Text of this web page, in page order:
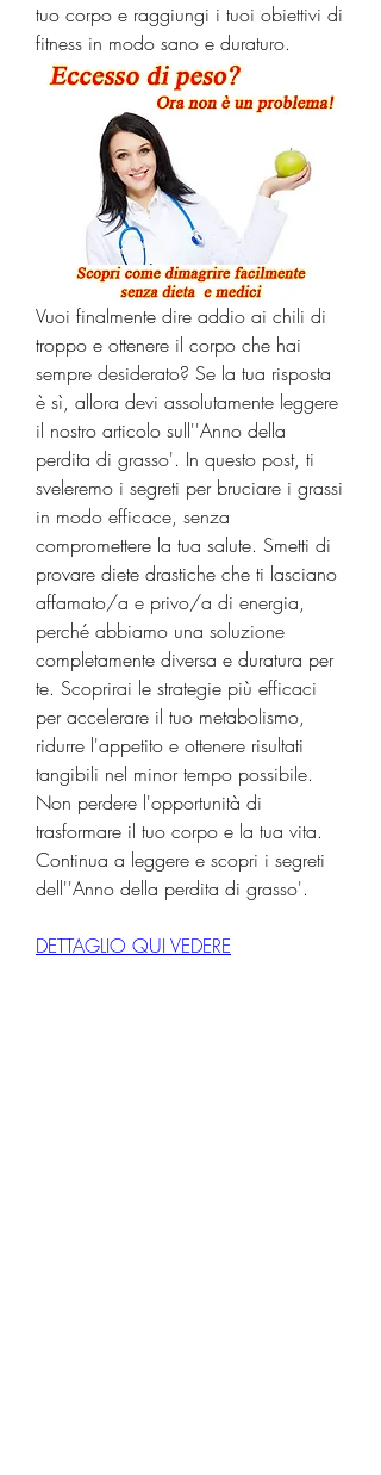
tuo corpo e raggiungi i tuoi obiettivi di
fitness in modo sano e duraturo.
Vuoi finalmente dire addio ai chili di
troppo e ottenere il corpo che hai
sempre desiderato? Se la tua risposta
è sì, allora devi assolutamente leggere
il nostro articolo sull''Anno della
perdita di grasso'. In questo post, ti
sveleremo i segreti per bruciare i grassi
in modo efficace, senza
compromettere la tua salute. Smetti di
provare diete drastiche che ti lasciano
affamato/a e privo/a di energia,
perché abbiamo una soluzione
completamente diversa e duratura per
te. Scoprirai le strategie più efficaci
per accelerare il tuo metabolismo,
ridurre l'appetito e ottenere risultati
tangibili nel minor tempo possibile.
Non perdere l'opportunità di
trasformare il tuo corpo e la tua vita.
Continua a leggere e scopri i segreti
dell''Anno della perdita di grasso'.
DETTAGLIO QUI VEDERE